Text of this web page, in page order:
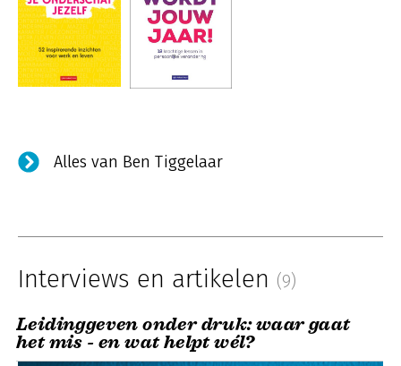
Alles van Ben Tiggelaar
Interviews en artikelen (9)
Leidinggeven onder druk: waar gaat
het mis - en wat helpt wél?